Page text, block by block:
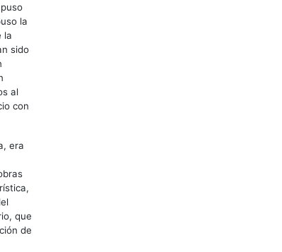
la
la
sido
al
con
era
que
de